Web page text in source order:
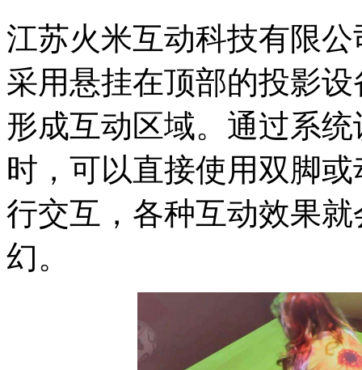
江苏火米互动科技有限
采用悬挂在顶部的投影
形成互动区域。通过系
时，可以直接使用双脚
行交互，各种互动效果
幻。